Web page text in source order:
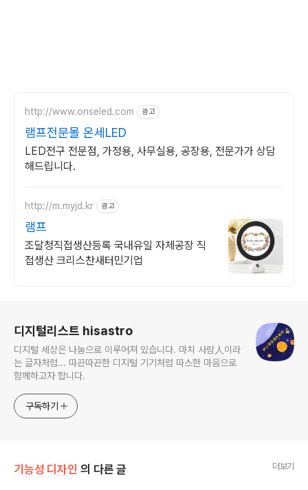
http://www.onseled.com 광고
램프전문몰 온세LED
LED전구 전문점, 가정용, 사무실용, 공장용, 전문가가 상담
해드립니다.
http://m.myjd.kr 광고
램프
조달청직접생산등록 국내유일 자체공장 직
접생산 크리스찬새터민기업
디지털리스트 hisastro
디지털 세상은 나눔으로 이루어져 있습니다. 마치 사람人이라
는 글자처럼... 따끈따끈한 디지털 기기처럼 따스한 마음으로
함께하고자 합니다.
구독하기
기능성 디자인 의 다른 글 더보기